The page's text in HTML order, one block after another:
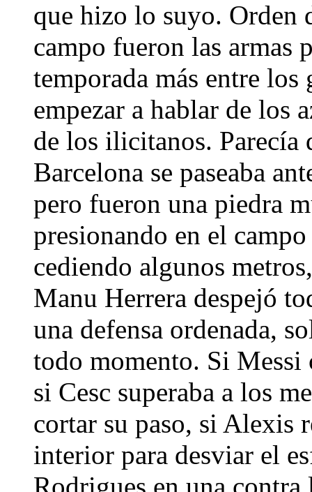
que hizo lo suyo. Orden
campo fueron las armas
temporada más entre
empezar a hablar de los
de los ilicitanos. Parecía
Barcelona se paseaba
pero fueron una piedra
presionando en el
cediendo algunos
Manu Herrera despejó
una defensa ordenada,
todo momento. Si Messi
si Cesc superaba a los
cortar su paso, si Alexis
interior para desviar el
Rodrigues en una